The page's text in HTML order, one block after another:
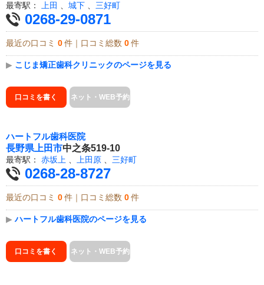
最寄駅： 上田 城下 三好町
0268-29-0871
最近の口コミ 0 件｜口コミ総数 0 件
▶ こじま矯正歯科クリニックのページを見る
口コミを書く ネット・WEB予約
ハートフル歯科医院
長野県 上田市中之条519-10
最寄駅： 赤坂上 上田原 三好町
0268-28-8727
最近の口コミ 0 件｜口コミ総数 0 件
▶ ハートフル歯科医院のページを見る
口コミを書く ネット・WEB予約